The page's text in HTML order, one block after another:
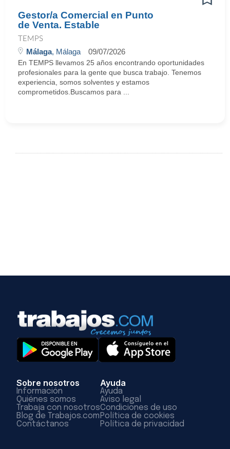
Gestor/a Comercial en Punto
de Venta. Estable
TEMPS
Málaga, Málaga 09/07/2026
En TEMPS llevamos 25 años encontrando oportunidades
profesionales para la gente que busca trabajo. Tenemos
experiencia, somos solventes y estamos
comprometidos.Buscamos para ...
Sobre nosotros
Información
Quiénes somos
Trabaja con nosotros
Blog de Trabajos.com
Contáctanos
Ayuda
Ayuda
Aviso legal
Condiciones de uso
Política de cookies
Política de privacidad